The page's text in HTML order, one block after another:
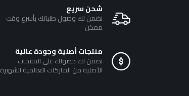
شحن سريع
نضمن لك وصول طلباتك بأسرع وقت
ممكن
منتجات أصلية وجودة عالية
نضمن لك حصولك على المنتجات
الأصلية من الماركات العالمية الشهيرة